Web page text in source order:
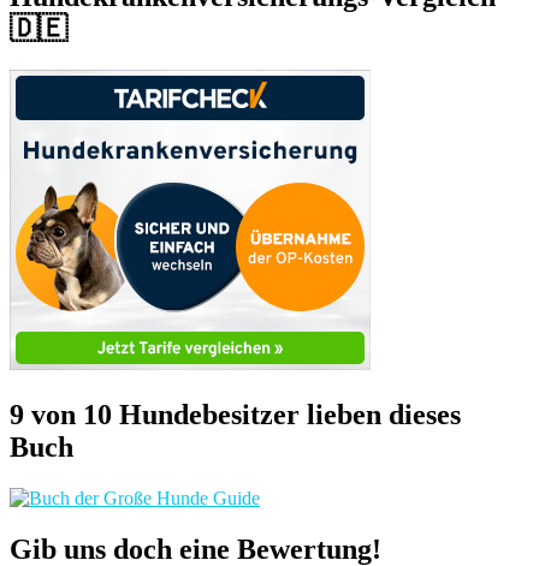
🇩🇪
9 von 10 Hundebesitzer lieben dieses
Buch
Gib uns doch eine Bewertung!